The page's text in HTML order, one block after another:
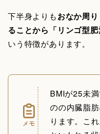
下半身よりもおなか周
ることから「リンゴ型
いう特徴があります。
メモ
BMIが25未
のの内臓脂
ります。こ